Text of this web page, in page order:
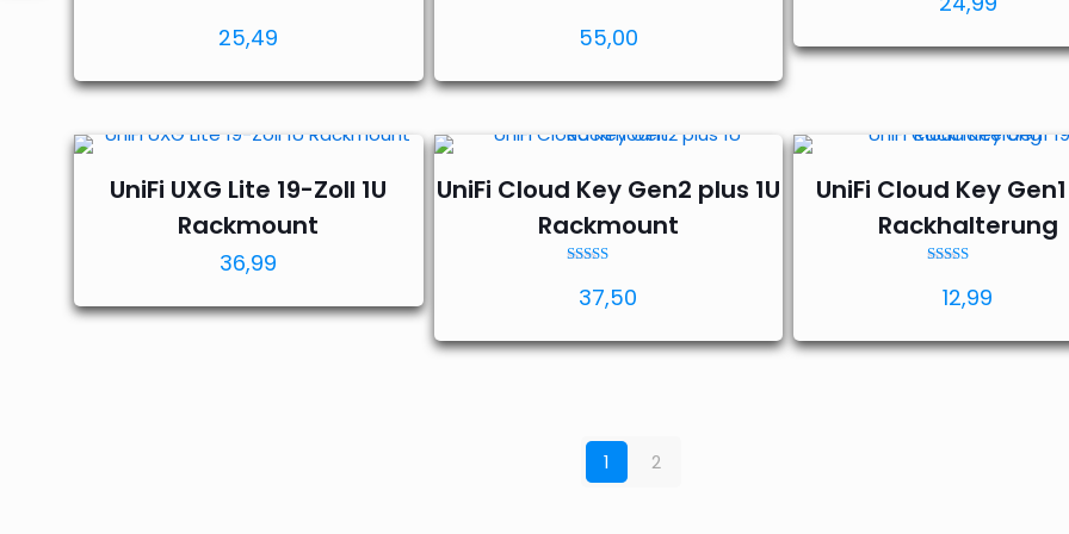
5.00
von 5
25,49
5.00
von 5
55,00
UniFi UXG Lite 19-Zoll 1U
Rackmount
36,99
UniFi Cloud Key Gen2 plus 1U
Rackmount
5.00
von 5
37,50
UniFi Cloud Key
Rackhalterung
5.00
von 5
12,99
1 2